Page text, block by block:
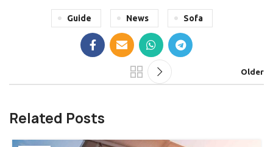
Guide News Sofa
Older
Related Posts